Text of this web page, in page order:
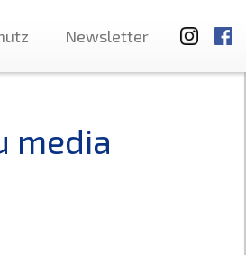
Newsletter
media